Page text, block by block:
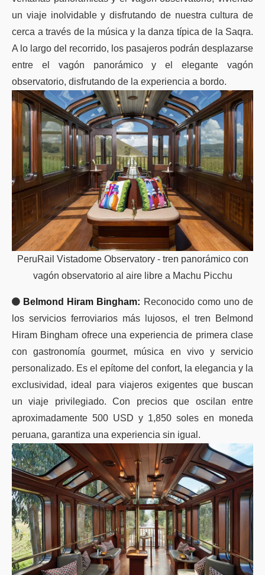
un viaje inolvidable y disfrutando de nuestra cultura de
cerca a través de la música y la danza típica de la Saqra.
A lo largo del recorrido, los pasajeros podrán desplazarse
entre el vagón panorámico y el elegante vagón
observatorio, disfrutando de la experiencia a bordo.
PeruRail Vistadome Observatory - tren panorámico con
vagón observatorio al aire libre a Machu Picchu
Belmond Hiram Bingham: Reconocido como uno de
los servicios ferroviarios más lujosos, el tren Belmond
Hiram Bingham ofrece una experiencia de primera clase
con gastronomía gourmet, música en vivo y servicio
personalizado. Es el epítome del confort, la elegancia y la
exclusividad, ideal para viajeros exigentes que buscan
un viaje privilegiado. Con precios que oscilan entre
aproximadamente 500 USD y 1,850 soles en moneda
peruana, garantiza una experiencia sin igual.